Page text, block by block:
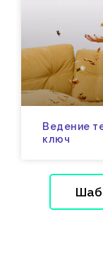
Ведение
ключ